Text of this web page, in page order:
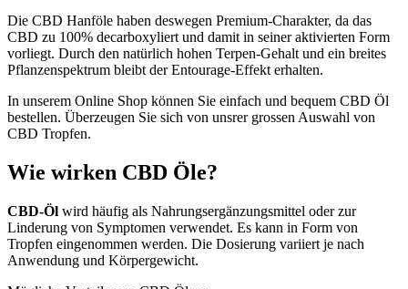
Die CBD Hanföle haben deswegen Premium-Charakter, da das
CBD zu 100% decarboxyliert und damit in seiner aktivierten Form
vorliegt. Durch den natürlich hohen Terpen-Gehalt und ein breites
Pflanzenspektrum bleibt der Entourage-Effekt erhalten.
In unserem Online Shop können Sie einfach und bequem CBD Öl
bestellen. Überzeugen Sie sich von unsrer grossen Auswahl von
CBD Tropfen.
Wie wirken CBD Öle?
CBD-Öl wird häufig als Nahrungsergänzungsmittel oder zur
Linderung von Symptomen verwendet. Es kann in Form von
Tropfen eingenommen werden. Die Dosierung variiert je nach
Anwendung und Körpergewicht.